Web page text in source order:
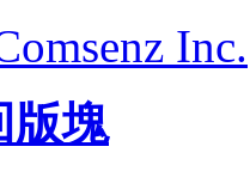
Inc.
版塊